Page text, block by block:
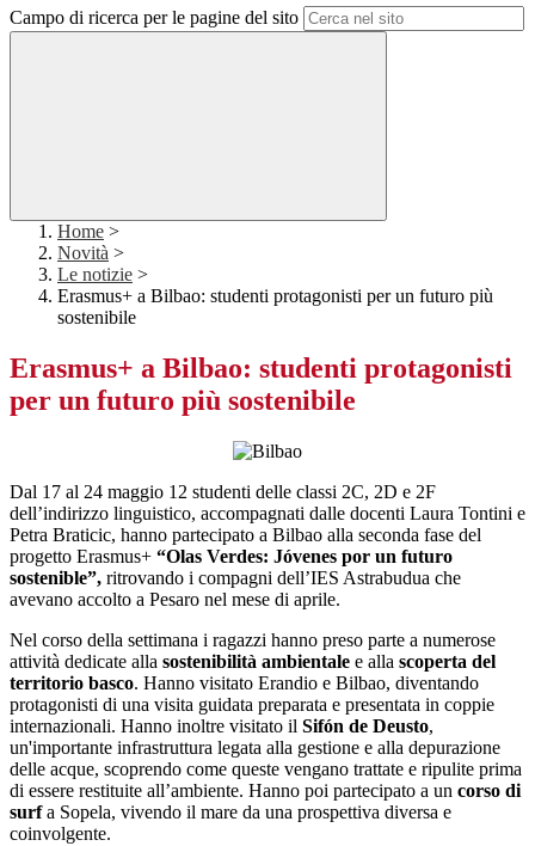
Campo di ricerca per le pagine del sito
Home >
Novità >
Le notizie >
Erasmus+ a Bilbao: studenti protagonisti per un futuro più
sostenibile
Erasmus+ a Bilbao: studenti protagonisti
per un futuro più sostenibile
Dal 17 al 24 maggio 12 studenti delle classi 2C, 2D e 2F
dell’indirizzo linguistico, accompagnati dalle docenti Laura Tontini e
Petra Braticic, hanno partecipato a Bilbao alla seconda fase del
progetto Erasmus+ “Olas Verdes: Jóvenes por un futuro
sostenible”, ritrovando i compagni dell’IES Astrabudua che
avevano accolto a Pesaro nel mese di aprile.
Nel corso della settimana i ragazzi hanno preso parte a numerose
attività dedicate alla sostenibilità ambientale e alla scoperta del
territorio basco. Hanno visitato Erandio e Bilbao, diventando
protagonisti di una visita guidata preparata e presentata in coppie
internazionali. Hanno inoltre visitato il Sifón de Deusto,
un'importante infrastruttura legata alla gestione e alla depurazione
delle acque, scoprendo come queste vengano trattate e ripulite prima
di essere restituite all’ambiente. Hanno poi partecipato a un corso di
surfa Sopela, vivendo il mare da una prospettiva diversa e
coinvolgente.